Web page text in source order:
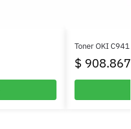
Toner OKI C941
$ 908.867